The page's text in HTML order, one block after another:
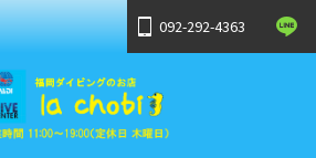
092-292-4363